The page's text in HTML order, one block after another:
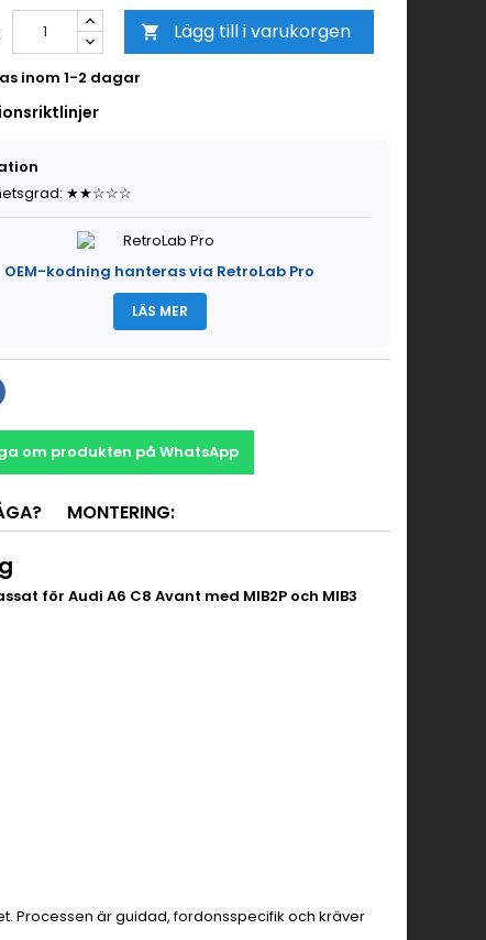
 Lägg till i varukorgen
inom 1-2 dagar
★★☆☆☆
OEM-kodning hanteras via RetroLab Pro
LÄS MER
om produkten på WhatsApp
MONTERING:
för Audi A6 C8 Avant med MIB2P och MIB3
Processen är guidad, fordonsspecifik och kräver